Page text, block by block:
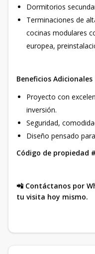
Dormitorios
Terminaciones de
cocinas modulares
europea,
Beneficios Adicionales
Proyecto con
inversión.
Seguridad,
Diseño pensado
Código de propiedad
📲 Contáctanos por
tu visita hoy mismo.